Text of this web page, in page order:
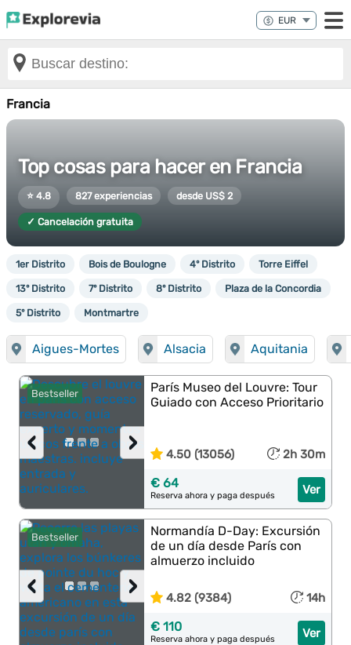
Francia
Top cosas para hacer en Francia
⭐ 4.8 827 experiencias desde US$ 2
✓ Cancelación gratuita
1er Distrito Bois de Boulogne 4º Distrito Torre Eiffel
13º Distrito 7º Distrito 8º Distrito Plaza de la Concordia
5º Distrito Montmartre
Aigues-Mortes Alsacia Aquitania
Bestseller
›
‹
París Museo del Louvre: Tour
Guiado con Acceso Prioritario
4.50 (13056) 2h 30m
Ver
€ 64
Reserva ahora y paga después
Bestseller
›
‹
Normandía D-Day: Excursión
de un día desde París con
almuerzo incluido
4.82 (9384) 14h
Ver
€ 110
Reserva ahora y paga después